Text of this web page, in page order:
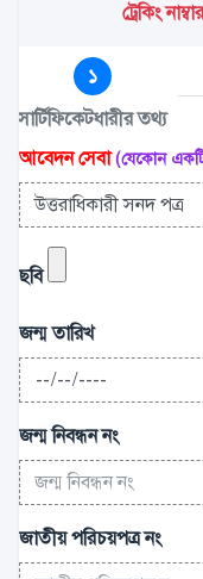
ট্রেকিং
১
সার্টিফিকেটধারীর তথ্য
আবেদন সেবা(যেকোন
উত্তরাধিকারী সনদ পত্র
ছবি
জন্ম তারিখ
জন্ম নিবন্ধন নং
জাতীয় পরিচয়পত্র নং